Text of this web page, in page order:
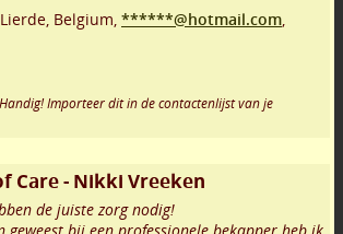
, Belgium, ******@hotmail.com,
Handig! Importeer dit in de contactenlijst van je
Care - Nikki Vreeken
de juiste zorg nodig!